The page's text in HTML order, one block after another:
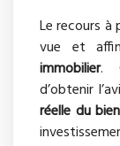
Le recours à
vue et
immobilier.
d’obtenir
réelle du bien